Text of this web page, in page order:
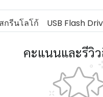
กรีนโลโก้ USB Flash
คะแนนและรีวิ